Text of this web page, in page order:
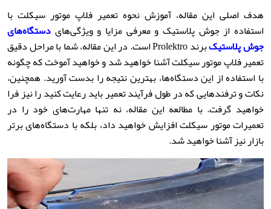
هدف اصلی این مقاله، آموزش نحوه تعمیر فلاپ موتور سیکلت با
استفاده از جوش پلاستیک و معرفی مزایا و ویژگی‌های دستگاه‌های
جوش پلاستیک
برند Prolektro است. در این مقاله، شما با مراحل دقیق
تعمیر فلاپ موتور سیکلت آشنا خواهید شد و خواهید آموخت که چگونه
با استفاده از این دستگاه‌ها، بهترین نتیجه را بدست آورید. همچنین،
نکات و ترفندهایی که در طول فرآیند تعمیر باید رعایت کنید را نیز فرا
خواهید گرفت. با مطالعه این مقاله، نه تنها مهارت‌های خود را در
تعمیرات موتور سیکلت افزایش خواهید داد، بلکه با دستگاه‌های برتر
بازار نیز آشنا خواهید شد.